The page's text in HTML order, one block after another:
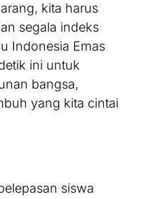
kita harus
segala indeks
Indonesia Emas
ini untuk
bangsa,
yang kita cintai
siswa